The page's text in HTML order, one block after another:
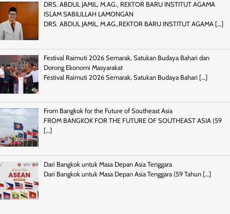
DRS. ABDUL JAMIL, M.AG., REKTOR BARU INSTITUT AGAMA
ISLAM SABILILLAH LAMONGAN
DRS. ABDUL JAMIL, M.AG.,REKTOR BARU INSTITUT AGAMA […]
Festival Raimuti 2026 Semarak, Satukan Budaya Bahari dan
Dorong Ekonomi Masyarakat
Festival Raimuti 2026 Semarak, Satukan Budaya Bahari […]
From Bangkok for the Future of Southeast Asia
FROM BANGKOK FOR THE FUTURE OF SOUTHEAST ASIA (59
[…]
Dari Bangkok untuk Masa Depan Asia Tenggara
Dari Bangkok untuk Masa Depan Asia Tenggara (59 Tahun […]